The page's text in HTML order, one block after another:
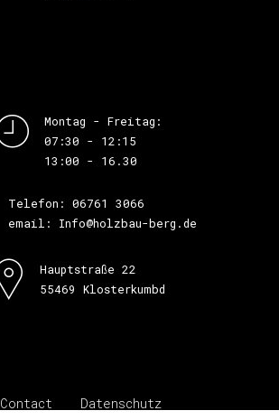
Montag - Freitag:
07:30 - 12:15
13:00 - 16.30
Telefon: 06761 3066
email: Info@holzbau-berg.de
Hauptstraße 22
55469 Klosterkumbd
Contact
Datenschutz